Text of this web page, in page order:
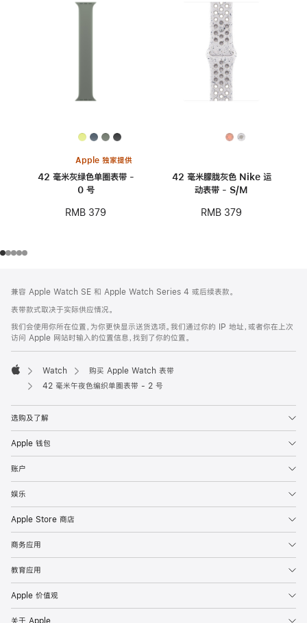
Apple 独家提供
42 毫米灰绿色单圈表带 -
0 号
RMB 379
42 毫米朦胧灰色 Nike 运
动表带 - S/M
RMB 379
页
页
脚
注
兼容 Apple Watch SE 和 Apple Watch Series 4 或后续表款。
表带款式取决于实际供应情况。
我们会使用你所在位置，为你更快显示送货选项。我们通过你的 IP 地址，或者你在上次
访问 Apple 网站时输入的位置信息，找到了你的位置。
Apple
Watch
购买 Apple Watch 表带
42 毫米午夜色编织单圈表带 - 2 号
选购及了解
Apple 钱包
账户
娱乐
Apple Store 商店
商务应用
教育应用
Apple 价值观
关于 Apple